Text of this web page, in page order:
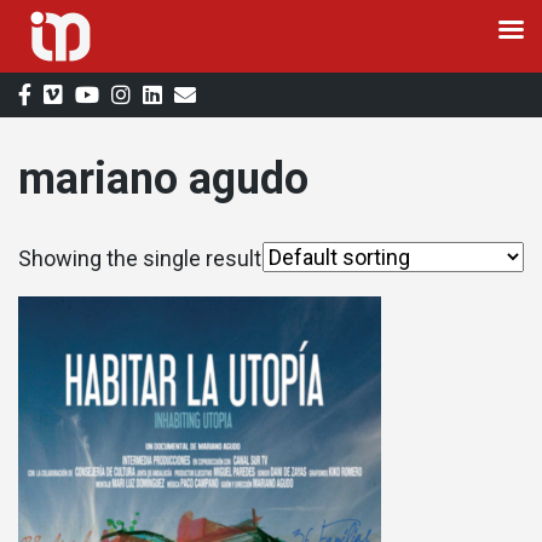
Skip
to
mariano agudo
Showing the single result